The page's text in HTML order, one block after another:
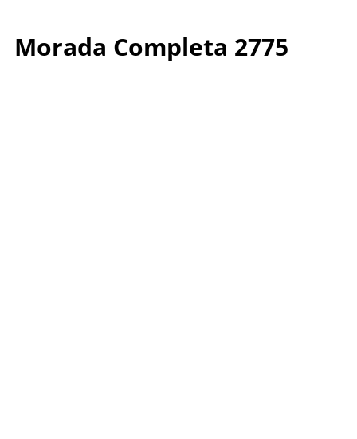
Morada Completa 2775